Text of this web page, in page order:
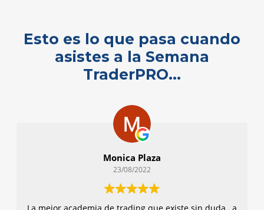
Esto es lo que pasa cuando
asistes a la Semana
TraderPRO...
Monica Plaza
23/08/2022